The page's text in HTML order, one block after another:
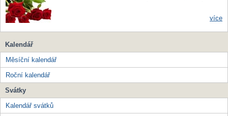
více
Kalendář
Měsíční kalendář
Roční kalendář
Svátky
Kalendář svátků